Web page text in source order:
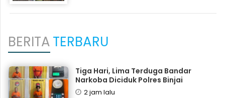
BERITATERBARU
Tiga Hari, Lima Terduga Bandar
Narkoba Diciduk Polres Binjai
2 jam lalu